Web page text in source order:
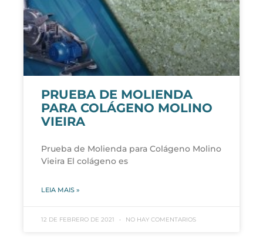
PRUEBA DE MOLIENDA
PARA COLÁGENO MOLINO
VIEIRA
Prueba de Molienda para Colágeno Molino
Vieira El colágeno es
LEIA MAIS »
12 DE FEBRERO DE 2021 NO HAY COMENTARIOS